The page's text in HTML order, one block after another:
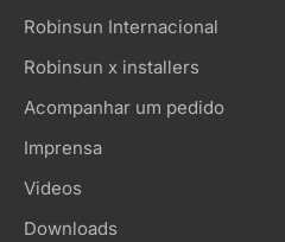
Robinsun Internacional
Robinsun x installers
Acompanhar um pedido
Imprensa
Videos
Downloads